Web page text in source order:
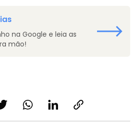
na Google e leia as
mão!